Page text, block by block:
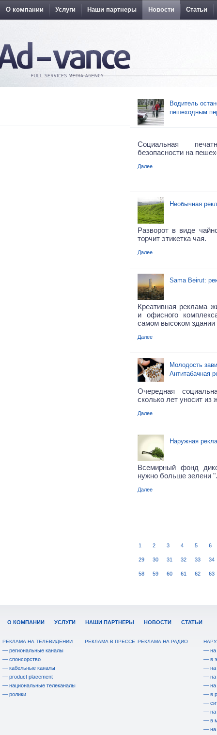
О компании Услуги Наши партнеры Новости Статьи
Водитель
пешеходным
Социальная
безопасности на
Далее
Необычная
Разворот в виде
торчит этикетка чая.
Далее
Sama Beirut:
Креативная реклама
и офисного
самом высоком здании
Далее
Молодость
Антитабачная
Очередная
сколько лет уносит из
Далее
Наружная
Всемирный фонд
нужно больше зелени ".
Далее
1 2 3 4 5 6
29 30 31 32 33 34
58 59 60 61 62 63
О КОМПАНИИ УСЛУГИ НАШИ ПАРТНЕРЫ НОВОСТИ СТАТЬИ
РЕКЛАМА НА ТЕЛЕВИДЕНИИ
— региональные каналы
— спонсорство
— кабельные каналы
— product placement
— национальные телеканалы
— ролики
РЕКЛАМА В ПРЕССЕ РЕКЛАМА НА РАДИО
— на
— в
— на
— на
— на
— в
—
— на
— в
— на